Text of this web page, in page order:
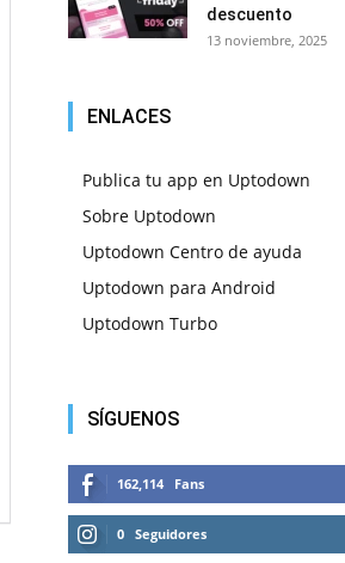
descuento
13 noviembre, 2025
ENLACES
Publica tu app en Uptodown
Sobre Uptodown
Uptodown Centro de ayuda
Uptodown para Android
Uptodown Turbo
SÍGUENOS
162,114 Fans
0 Seguidores